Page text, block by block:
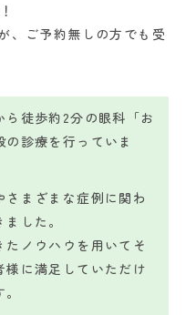
、ご予約無しの方でも受
徒歩約2分の眼科「お
診療を行っていま
まざまな症例に関わ
した。
ノウハウを用いてそ
に満足していただけ